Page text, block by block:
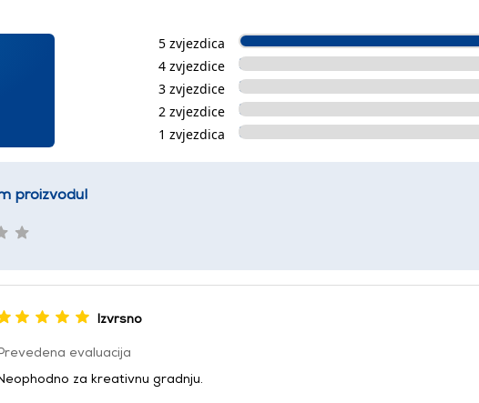
5 zvjezdica
4 zvjezdice
3 zvjezdice
2 zvjezdice
1 zvjezdica
proizvodu!
Izvrsno
evaluacija
za kreativnu gradnju.